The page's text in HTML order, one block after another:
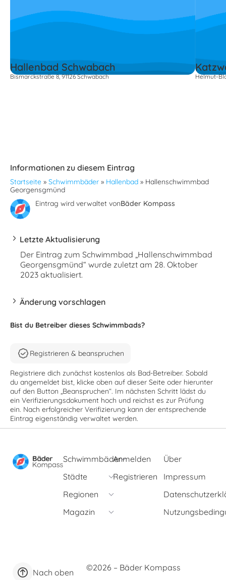
Hallenbad Schwabach
Bismarckstraße 8, 91126 Schwabach Helmut-
Informationen zu diesem Eintrag
Startseite » Schwimmbäder » Hallenbad » Hallenschwimmbad
Georgensgmünd
Eintrag wird verwaltet vonBäder Kompass
Letzte Aktualisierung
Der Eintrag zum Schwimmbad „Hallenschwimmbad
Georgensgmünd“ wurde zuletzt am 28. Oktober
2023 aktualisiert.
Änderung vorschlagen
Bist du Betreiber dieses Schwimmbads?
Registrieren & beanspruchen
Registriere dich zunächst kostenlos als Bad-Betreiber. Sobald
du angemeldet bist, klicke oben auf dieser Seite oder hierunter
auf den Button „Beanspruchen“. Im nächsten Schritt lädst du
ein Verifizierungsdokument hoch und reichst es zur Prüfung
ein. Nach erfolgreicher Verifizierung kann der entsprechende
Eintrag eigenständig verwaltet werden.
Schwimmbäder
Städte
Regionen
Magazin
Anmelden
Registrieren
Über
Impressum
Nach oben ©2026 – Bäder Kompass